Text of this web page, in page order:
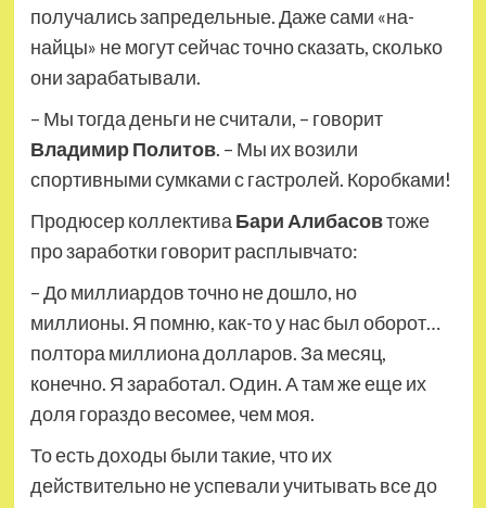
получались запредельные. Даже сами «на-
найцы» не могут сейчас точно сказать, сколько
они зарабатывали.
– Мы тогда деньги не считали, – говорит
Владимир Политов. – Мы их возили
спортивными сумками с гастролей. Коробками!
Продюсер коллективаБари Алибасовтоже
про заработки говорит расплывчато:
– До миллиардов точно не дошло, но
миллионы. Я помню, как-то у нас был оборот…
полтора миллиона долларов. За месяц,
конечно. Я заработал. Один. А там же еще их
доля гораздо весомее, чем моя.
То есть доходы были такие, что их
действительно не успевали учитывать все до